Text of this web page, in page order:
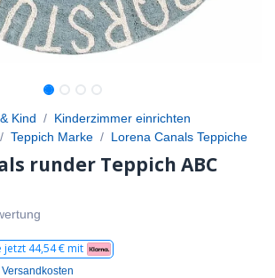
Kind
Kinderzimmer einrichten
Teppich Marke Lorena Canals Teppiche
runder Teppich ABC
jetzt 44,54€ mit
Versandkosten